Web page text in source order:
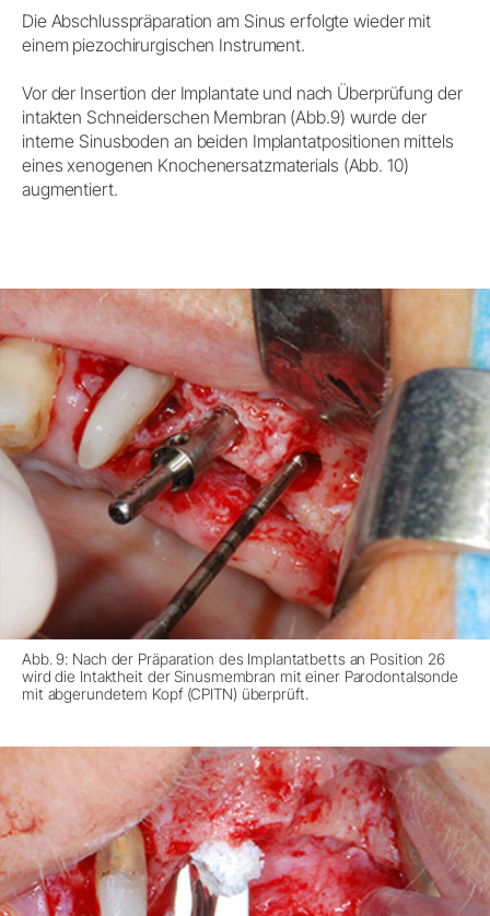
Die Abschlusspräparation am Sinus erfolgte wieder mit
einem piezochirurgischen Instrument.
Vor der Insertion der Implantate und nach Überprüfung der
intakten Schneiderschen Membran (Abb.9) wurde der
interne Sinusboden an beiden Implantatpositionen mittels
eines xenogenen Knochenersatzmaterials (Abb. 10)
augmentiert.
Abb. 9: Nach der Präparation des Implantatbetts an Position 26
wird die Intaktheit der Sinusmembran mit einer Parodontalsonde
mit abgerundetem Kopf (CPITN) überprüft.